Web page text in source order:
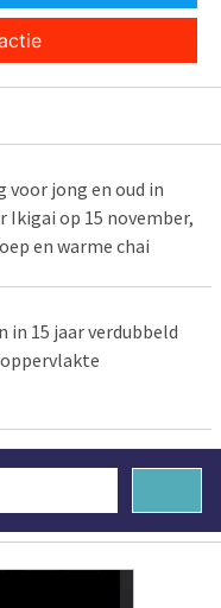
voor jong en oud in
Ikigai op 15 november,
en warme chai
in 15 jaar verdubbeld